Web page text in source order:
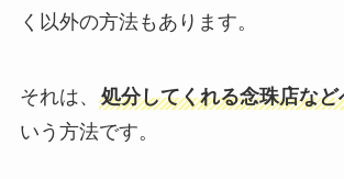
く以外の方法もあります。
それは、 処分してくれる念珠店な
いう方法です。